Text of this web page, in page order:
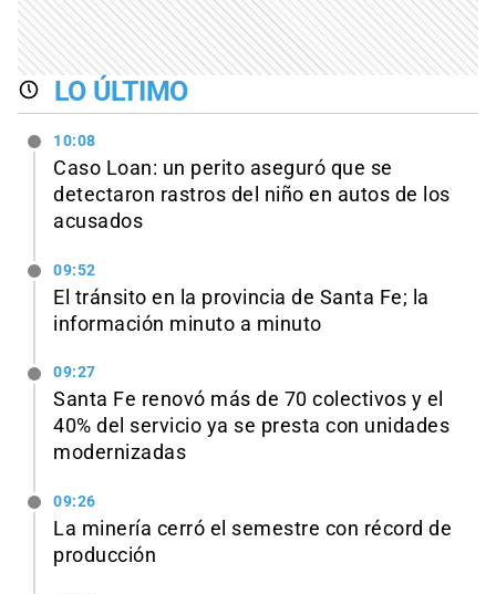
LO ÚLTIMO
10:08
Caso Loan: un perito aseguró que se
detectaron rastros del niño en autos de los
acusados
09:52
El tránsito en la provincia de Santa Fe; la
información minuto a minuto
09:27
Santa Fe renovó más de 70 colectivos y el
40% del servicio ya se presta con unidades
modernizadas
09:26
La minería cerró el semestre con récord de
producción